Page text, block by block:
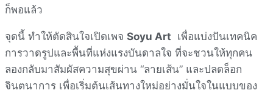
ก็พอแล้ว
จุดนี้ ทำให้ตัดสินใจเปิดเพจ Soyu Art เพื่อแบ่งปันเทคนิค
การวาดรูปและพื้นที่แห่งแรงบันดาลใจ ที่จะชวนให้ทุกคน
ลองกลับมาสัมผัสความสุขผ่าน “ลายเส้น” และปลดล็อก
จินตนาการ เพื่อเริ่มต้นเส้นทางใหม่อย่างมั่นใจในแบบของ